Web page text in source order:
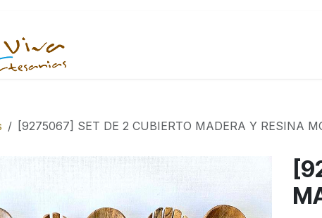
[9275067] SET DE 2 CUBIERTO MADERA Y RESINA